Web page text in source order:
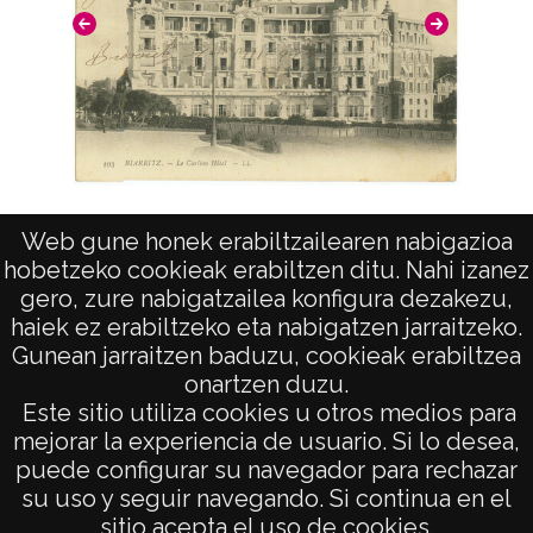
Web gune honek erabiltzailearen nabigazioa
hobetzeko cookieak erabiltzen ditu. Nahi izanez
gero, zure nabigatzailea konfigura dezakezu,
haiek ez erabiltzeko eta nabigatzen jarraitzeko.
Gunean jarraitzen baduzu, cookieak erabiltzea
onartzen duzu.
Este sitio utiliza cookies u otros medios para
mejorar la experiencia de usuario. Si lo desea,
puede configurar su navegador para rechazar
su uso y seguir navegando. Si continua en el
sitio acepta el uso de cookies.
AVISO LEGAL
POLÍTICA DE PRIVACIDAD
ACCESIBILIDAD
ATENCIÓN CIUDADANA